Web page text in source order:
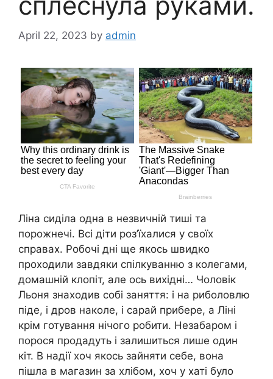
April 22, 2023 by admin
Ліна сиділа одна в незвичній тиші та
порожнечі. Всі діти роз’їхалися у своїх
справах. Робочі дні ще якось швидко
проходили завдяки спілкуванню з колегами,
домашній клопіт, але ось вихідні… Чоловік
Льоня знаходив собі заняття: і на риболовлю
піде, і дров наколе, і сарай прибере, а Ліні
крім готування нічого робити. Незабаром і
порося продадуть і залишиться лише один
кіт. В надії хоч якось зайняти себе, вона
пішла в магазин за хлібом, хоч у хаті було